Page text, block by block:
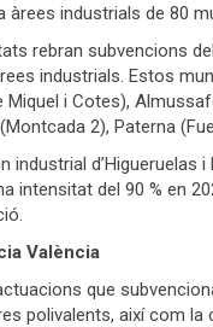
àrees industrials de 80
rebran subvencions
industrials. Estos
Miquel i Cotes),
2), Paterna
industrial
intensitat del 90 % en
València
que
polivalents, així com